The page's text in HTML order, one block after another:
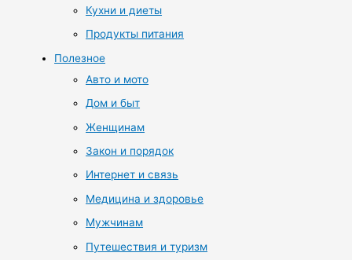
Кухни и диеты
Продукты питания
Полезное
Авто и мото
Дом и быт
Женщинам
Закон и порядок
Интернет и связь
Медицина и здоровье
Мужчинам
Путешествия и туризм